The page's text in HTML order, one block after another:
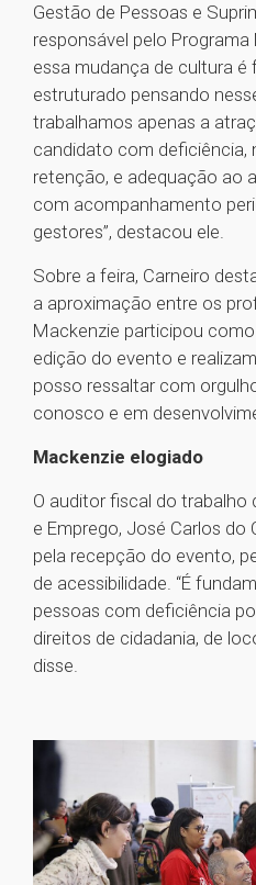
Gestão de Pessoas e
responsável pelo
essa mudança de cultura é
estruturado pensando
trabalhamos apenas a
candidato com deficiência,
retenção, e adequação ao
com acompanhamento
gestores”, destacou ele.
Sobre a feira, Carneiro
a aproximação entre os
Mackenzie participou
edição do evento e
posso ressaltar com
conosco e em
Mackenzie elogiado
O auditor fiscal do trabalho
e Emprego, José Carlos do
pela recepção do evento,
de acessibilidade. “É
pessoas com deficiência
direitos de cidadania, de
disse.